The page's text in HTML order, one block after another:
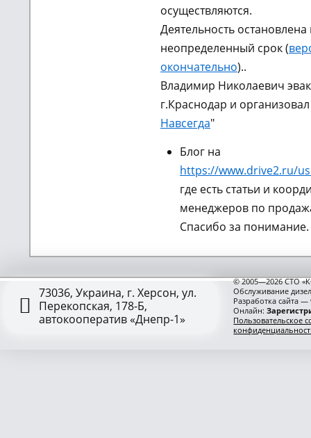
осуществляются.
Деятельность остановлена
неопределенный срок (
окончательно)..
Владимир Николаевич
г.Краснодар и
Навсегда"
Блог на
https://www.drive2.ru/
где есть статьи и
менеджеров по
Спасибо за понимание.
73036, Украина, г. Херсон, ул.
Перекопская, 178-Б,
автокооператив «Днепр-1»
© 2005—2026 СТО
Обслуживание
Разработка сайта
Онлайн:
Пользовательское